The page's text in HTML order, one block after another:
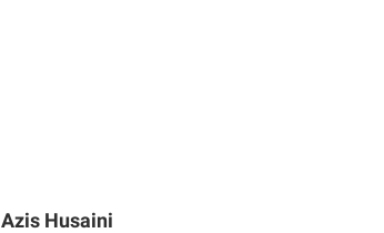
Azis Husaini